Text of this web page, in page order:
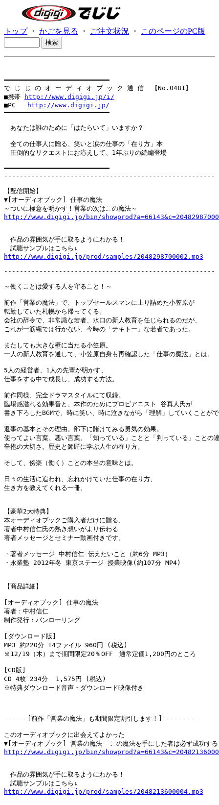
トップ・ かごを見る ・ ご注文状況 ・ このページのPC版
━━━━━━━━━━━━━━━━━━━━━━━━━━━
で じ じ の オ ー デ ィ オ ブ ッ ク 通 信  【No.0481】
■携帯
http://www.digigi.jp/i/
■PC
http://www.digigi.jp/
━━━━━━━━━━━━━━━━━━━━━━━━━━━
あなたは誰のために「はたらいて」いますか？
全ての仕事人に贈る、笑いと涙の仕事の「在り方」本
圧倒的なリクエストにお応えして、1年ぶりの続編登場
━━━━━━━━━━━━━━━━━━━━━━━━━━━
------------------------------------------------------
【配信開始】
▼[オーディオブック] 仕事の魔法
http://www.digigi.jp/bin/
作品の雰囲気が手に取るようにわかる！
http://www.digigi.jp/prod/samples/2048298700002.mp3
------------------------------------------------------
～働くことは愛する人を守ること！～
前作「営業の魔法」で、トップセールスマンに上り詰めた小笠原が
転勤していた札幌から帰ってくる。
会社の辞令で、非常識な若者、水口の新人教育を任じられるのだが、
これが一筋縄では行かない、今時の「テキトー」な若者であった。
またしても大きな壁に当たる小笠原。
一人の新人教育を通して、小笠原自身も再確認した「仕事の魔法」とは。
5人の経営者、1人の先輩が明かす、
仕事をする中で成長し、成功する方法。
前作同様、完全ドラマスタイルにて収録。
臨場感溢れる効果音と、本作のためにプロピアニスト 谷真人氏が
書き下ろしたBGMで、時に笑い、時に泣きながら「理解」していくことが
返事の基本とその理由。部下に賭けてみる勇気の効果。
使ってよい言葉、悪い言葉。「知っている」ことと「判っている」ことの
辛抱の大切さ。歴史と師匠に学ぶ人生の在り方。
そして、傍楽（働く）ことの本当の意味とは。
日々の生活に追われ、忘れかけていた仕事の在り方、
生き方を教えてくれる一冊。
【豪華2大特典】
本オーディオブックご購入者だけに贈る、
著者中村信仁氏の熱き想いがより伝わる
著者メッセージとセミナー動画付きです。
・著者メッセージ 中村信仁 伝えたいこと（約6分 MP3）
・永業塾 2012年冬 東京ステージ 授業映像(約107分 MP4)
【商品詳細】
[オーディオブック] 仕事の魔法
著者：中村信仁
制作発行：パンローリング
[ダウンロード版]
MP3 約220分 14ファイル 960円 (税込)
※12/19（木）まで期間限定20％OFF　通常定価1,200円のところ
[CD版]
CD 4枚 234分  1,575円 (税込)
※特典ダウンロード音声・ダウンロード映像付き
------[前作「営業の魔法」も期間限定割引します！]---------
このオーディオブックに出会えてよかった
http://www.digigi.jp/bin/
作品の雰囲気が手に取るようにわかる！
http://www.digigi.jp/prod/samples/2048213600004.mp3